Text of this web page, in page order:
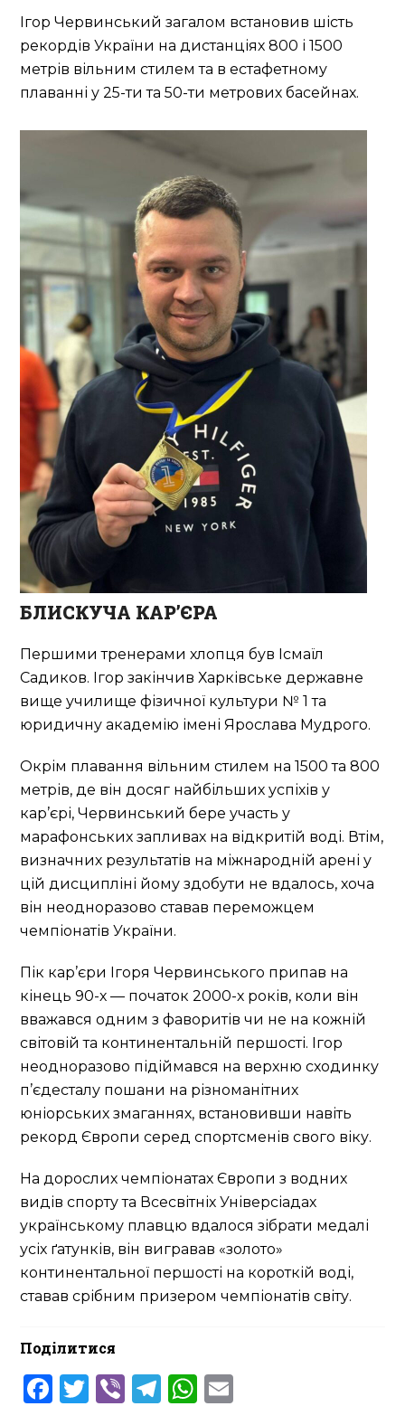
Ігор Червинський загалом встановив шість
рекордів України на дистанціях 800 і 1500
метрів вільним стилем та в естафетному
плаванні у 25-ти та 50-ти метрових басейнах.
БЛИСКУЧА КАР’ЄРА
Першими тренерами хлопця був Ісмаїл
Садиков. Ігор закінчив Харківське державне
вище училище фізичної культури № 1 та
юридичну академію імені Ярослава Мудрого.
Окрім плавання вільним стилем на 1500 та 800
метрів, де він досяг найбільших успіхів у
кар’єрі, Червинський бере участь у
марафонських запливах на відкритій воді. Втім,
визначних результатів на міжнародній арені у
цій дисципліні йому здобути не вдалось, хоча
він неодноразово ставав переможцем
чемпіонатів України.
Пік кар’єри Ігоря Червинського припав на
кінець 90-х — початок 2000-х років, коли він
вважався одним з фаворитів чи не на кожній
світовій та континентальній першості. Ігор
неодноразово підіймався на верхню сходинку
п’єдесталу пошани на різноманітних
юніорських змаганнях, встановивши навіть
рекорд Європи серед спортсменів свого віку.
На дорослих чемпіонатах Європи з водних
видів спорту та Всесвітніх Універсіадах
українському плавцю вдалося зібрати медалі
усіх ґатунків, він вигравав «золото»
континентальної першості на короткій воді,
ставав срібним призером чемпіонатів світу.
Поділитися
Facebook
Twitter
ViberTelegram
WhatsApp